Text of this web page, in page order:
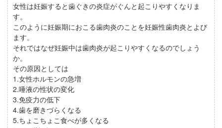
女性は妊娠すると歯ぐきの炎症がぐんと起こりやすくなりま
す。
このように妊娠期におこる歯肉炎のことを妊娠性歯肉炎とよび
ます。
それではなぜ妊娠中は歯肉炎が起こりやすくなるのでしょう
か。
その原因としては
1.女性ホルモンの急増
2.唾液の性状の変化
3.免疫力の低下
4.歯を磨きづらくなる
5.ちょこちょこ食べが多くなる